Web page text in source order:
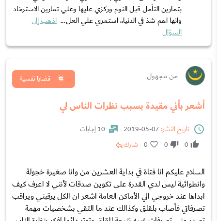
بتمارين التأمل قبل النوم وركزي عليها وعلي تمارين الاسترخاد
وانها اهم شذ في الدنيا،، استمري علي العل... اذهب إلى
السؤال
من مجهول
أشعر بأني مقيدة بسبب نظرات الناس لي
قضايا نفسية
تاريخ النشر:
10 إجابات
0
0
0 شارك
السلام عليكم انا فتاة في بداية العشرين من وانا صغيرة خجولة
وانطوائية ليس لدي القدرة على تكوين صدقات لأنني لا اعرف كيف
ابداها عند خروجي الي الأماكن العامة اشعر ان الكل يرقبني ويراقب
تصرفاتي فأصاب بلقلق وكذالك عند ما التقي بشخصيات مهمة